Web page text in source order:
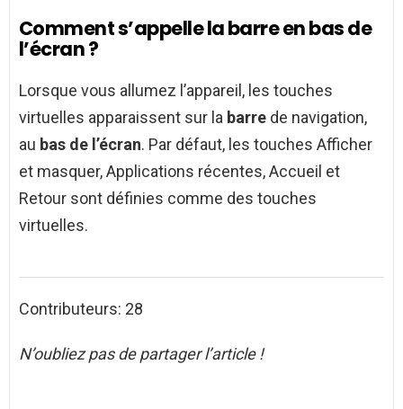
Comment s’appelle la barre en bas de
l’écran ?
Lorsque vous allumez l’appareil, les touches
virtuelles apparaissent sur la barre de navigation,
au bas de l’écran. Par défaut, les touches Afficher
et masquer, Applications récentes, Accueil et
Retour sont définies comme des touches
virtuelles.
Contributeurs: 28
N’oubliez pas de partager l’article !